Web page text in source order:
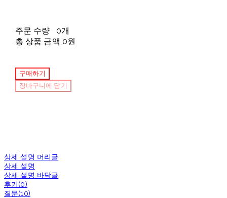
주문 수량
0개
총 상품 금액 0원
구매하기
장바구니에 담기
상세 설명 머리글
상세 설명
상세 설명 바닥글
후기(0)
질문(10)